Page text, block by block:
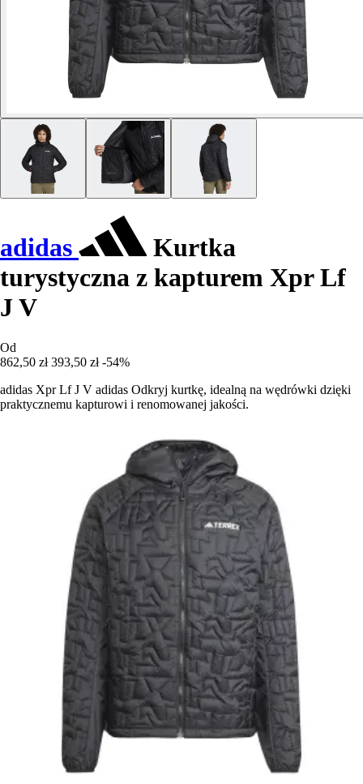
adidas
Kurtka
turystyczna z kapturem Xpr Lf
J V
Od
862,50 zł 393,50 zł -54%
adidas Xpr Lf J V adidas Odkryj kurtkę, idealną na wędrówki dzięki
praktycznemu kapturowi i renomowanej jakości.